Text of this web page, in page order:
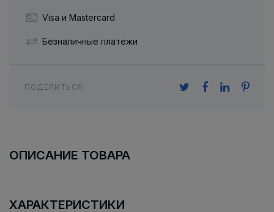
Visa и Mastercard
Безналичные платежи
ПОДЕЛИТЬСЯ:
ОПИСАНИЕ ТОВАРА
ХАРАКТЕРИСТИКИ